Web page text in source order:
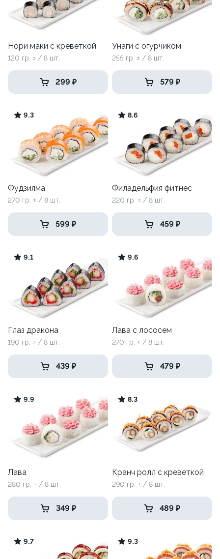
Нори маки с креветкой
120 гр. ± / 8 шт.
299 ₽
Унаги с огурчиком
255 гр. ± / 8 шт.
579 ₽
9.3
Фудзияма
270 гр. ± / 8 шт.
599 ₽
8.6
Филадельфия фитнес
220 гр. ± / 8 шт.
459 ₽
9.1
Глаз дракона
190 гр. ± / 8 шт.
439 ₽
9.6
Лава с лососем
270 гр. ± / 8 шт.
479 ₽
9.9
Лава
280 гр. ± / 8 шт.
349 ₽
8.3
Кранч ролл с креветкой
290 гр. ± / 8 шт.
489 ₽
9.7 9.3